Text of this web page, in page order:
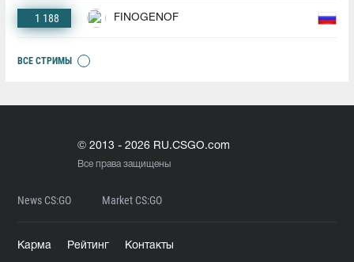
1 188 FINOGENOF
ВСЕ СТРИМЫ
© 2013 - 2026 RU.CSGO.com
Все права защищены
News CS:GO Market CS:GO
Карма Рейтинг Контакты